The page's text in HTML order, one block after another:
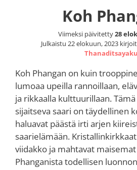
Koh
Viimeksi päivitetty28
Julkaistu 22 elokuun, 2023
Koh Phangan on kuin
lumoaa upeilla rannoillaan,
ja rikkaalla kulttuurillaan. Tämä
sijaitseva saari on täydellinen
haluavat päästä irti arjen
saarielämään.
viidakko ja mahtavat
Phanganista todellisen